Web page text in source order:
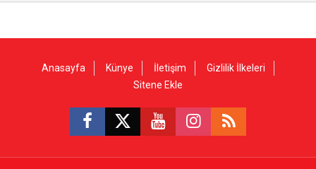
Anasayfa Künye İletişim
Gizlilik İlkeleri
Sitene Ekle